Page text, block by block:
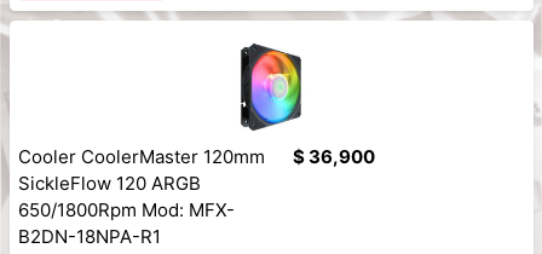
Cooler CoolerMaster 120mm
SickleFlow 120 ARGB
650/1800Rpm Mod: MFX-
B2DN-18NPA-R1
$ 36,900